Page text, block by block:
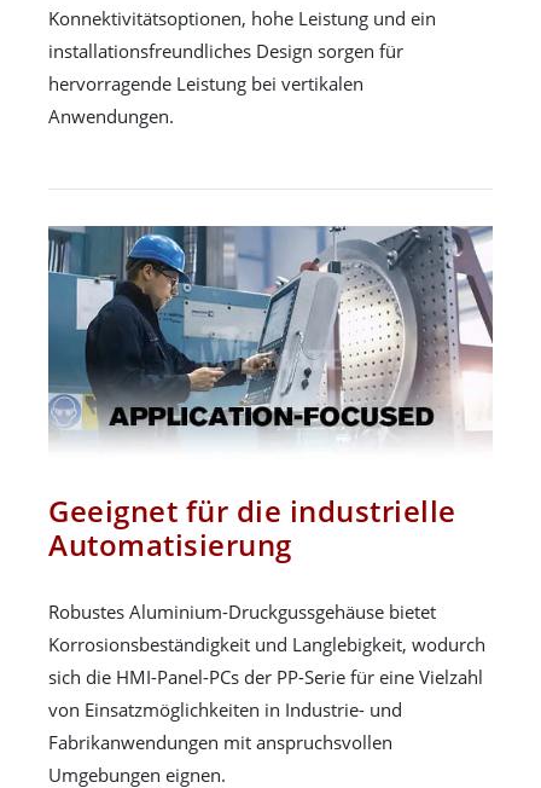
Konnektivitätsoptionen, hohe Leistung und ein
installationsfreundliches Design sorgen für
hervorragende Leistung bei vertikalen
Anwendungen.
Geeignet für die industrielle
Automatisierung
Robustes Aluminium-Druckgussgehäuse bietet
Korrosionsbeständigkeit und Langlebigkeit, wodurch
sich die HMI-Panel-PCs der PP-Serie für eine Vielzahl
von Einsatzmöglichkeiten in Industrie- und
Fabrikanwendungen mit anspruchsvollen
Umgebungen eignen.